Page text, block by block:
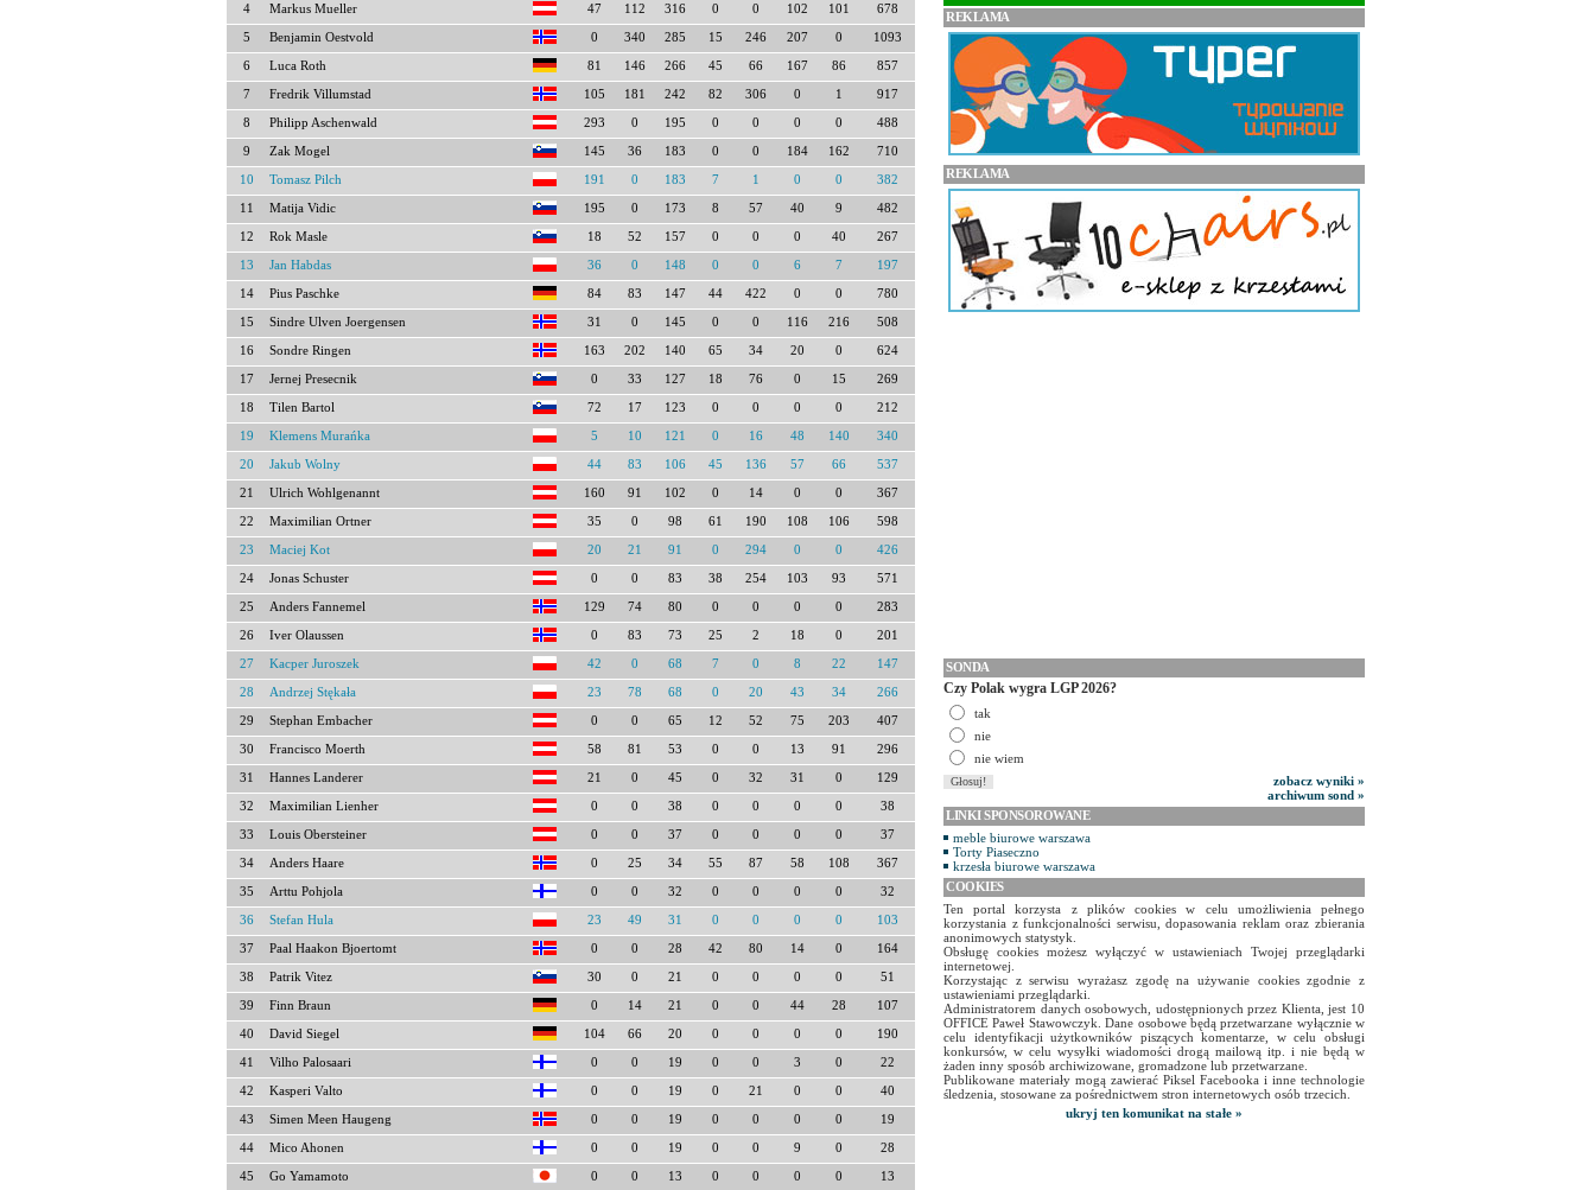
4 Markus Mueller 47 112 316 0 0 102 101 678
5 Benjamin Oestvold 0 340 285 15 246 207 0 1093
6 Luca Roth 81 146 266 45 66 167 86 857
7 Fredrik Villumstad 105 181 242 82 306 0 1 917
8 Philipp Aschenwald 293 0 195 0 0 0 0 488
9 Zak Mogel 145 36 183 0 0 184 162 710
10 Tomasz Pilch 191 0 183 7 1 0 0 382
11 Matija Vidic 195 0 173 8 57 40 9 482
12 Rok Masle 18 52 157 0 0 0 40 267
13 Jan Habdas 36 0 148 0 0 6 7 197
14 Pius Paschke 84 83 147 44 422 0 0 780
15 Sindre Ulven Joergensen 31 0 145 0 0 116 216 508
16 Sondre Ringen 163 202 140 65 34 20 0 624
17 Jernej Presecnik 0 33 127 18 76 0 15 269
18 Tilen Bartol 72 17 123 0 0 0 0 212
19 Klemens Murańka 5 10 121 0 16 48 140 340
20 Jakub Wolny 44 83 106 45 136 57 66 537
21 Ulrich Wohlgenannt 160 91 102 0 14 0 0 367
22 Maximilian Ortner 35 0 98 61 190 108 106 598
23 Maciej Kot 20 21 91 0 294 0 0 426
24 Jonas Schuster 0 0 83 38 254 103 93 571
25 Anders Fannemel 129 74 80 0 0 0 0 283
26 Iver Olaussen 0 83 73 25 2 18 0 201
27 Kacper Juroszek 42 0 68 7 0 8 22 147
28 Andrzej Stękała 23 78 68 0 20 43 34 266
29 Stephan Embacher 0 0 65 12 52 75 203 407
30 Francisco Moerth 58 81 53 0 0 13 91 296
31 Hannes Landerer 21 0 45 0 32 31 0 129
32 Maximilian Lienher 0 0 38 0 0 0 0 38
33 Louis Obersteiner 0 0 37 0 0 0 0 37
34 Anders Haare 0 25 34 55 87 58 108 367
35 Arttu Pohjola 0 0 32 0 0 0 0 32
36 Stefan Hula 23 49 31 0 0 0 0 103
37 Paal Haakon Bjoertomt 0 0 28 42 80 14 0 164
38 Patrik Vitez 30 0 21 0 0 0 0 51
39 Finn Braun 0 14 21 0 0 44 28 107
40 David Siegel 104 66 20 0 0 0 0 190
41 Vilho Palosaari 0 0 19 0 0 3 0 22
42 Kasperi Valto 0 0 19 0 21 0 0 40
43 Simen Meen Haugeng 0 0 19 0 0 0 0 19
44 Mico Ahonen 0 0 19 0 0 9 0 28
45 Go Yamamoto 0 0 13 0 0 0 0 13
REKLAMA
REKLAMA
SONDA
Czy Polak wygra LGP 2026?
tak
nie
nie wiem
zobacz wyniki »
archiwum sond »
LINKI SPONSOROWANE
meble biurowe warszawa
Torty Piaseczno
krzesła biurowe warszawa
COOKIES
Ten portal korzysta z plików cookies w celu umożliwienia pełnego
korzystania z funkcjonalności serwisu, dopasowania reklam oraz zbierania
anonimowych statystyk.
Obsługę cookies możesz wyłączyć w ustawieniach Twojej przeglądarki
internetowej.
Korzystając z serwisu wyrażasz zgodę na używanie cookies zgodnie z
ustawieniami przeglądarki.
Administratorem danych osobowych, udostępnionych przez Klienta, jest 10
OFFICE Paweł Stawowczyk. Dane osobowe będą przetwarzane wyłącznie w
celu identyfikacji użytkowników piszących komentarze, w celu obsługi
konkursów, w celu wysyłki wiadomości drogą mailową itp. i nie będą w
żaden inny sposób archiwizowane, gromadzone lub przetwarzane.
Publikowane materiały mogą zawierać Piksel Facebooka i inne technologie
śledzenia, stosowane za pośrednictwem stron internetowych osób trzecich.
ukryj ten komunikat na stałe »